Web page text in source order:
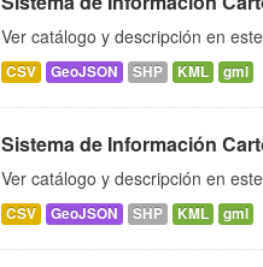
Ver catálogo y descripción en
CSV GeoJSON SHP KML gml
Sistema de Información
Ver catálogo y descripción en
CSV GeoJSON SHP KML gml